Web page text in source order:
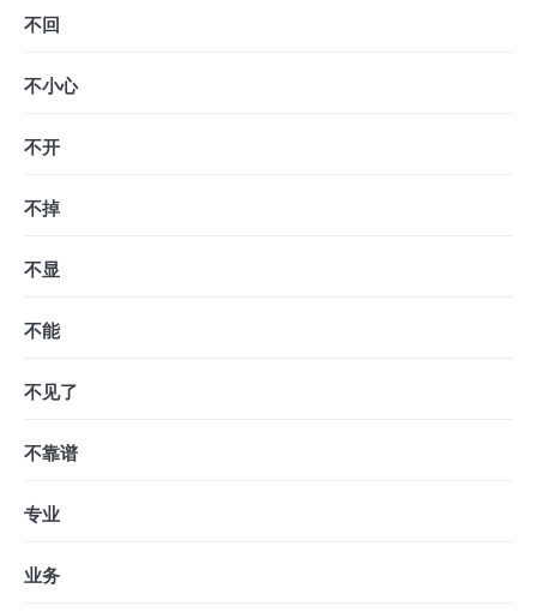
不回
不小心
不开
不掉
不显
不能
不见了
不靠谱
专业
业务